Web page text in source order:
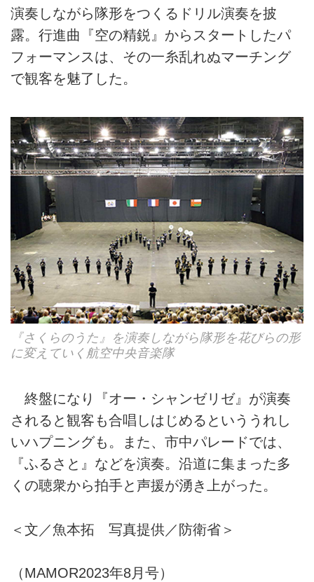
演奏しながら隊形をつくるドリル演奏を披
露。行進曲『空の精鋭』からスタートしたパ
フォーマンスは、その一糸乱れぬマーチング
で観客を魅了した。
『さくらのうた』を演奏しながら隊形を花びらの形
に変えていく航空中央音楽隊
終盤になり『オー・シャンゼリゼ』が演奏
されると観客も合唱しはじめるといううれし
いハプニングも。また、市中パレードでは、
『ふるさと』などを演奏。沿道に集まった多
くの聴衆から拍手と声援が湧き上がった。
＜文／魚本拓 写真提供／防衛省＞
（MAMOR2023年8月号）